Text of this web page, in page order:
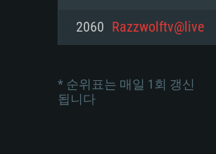
2060 Razzwolftv@live
* 순위표는 매일 1회 갱신
됩니다